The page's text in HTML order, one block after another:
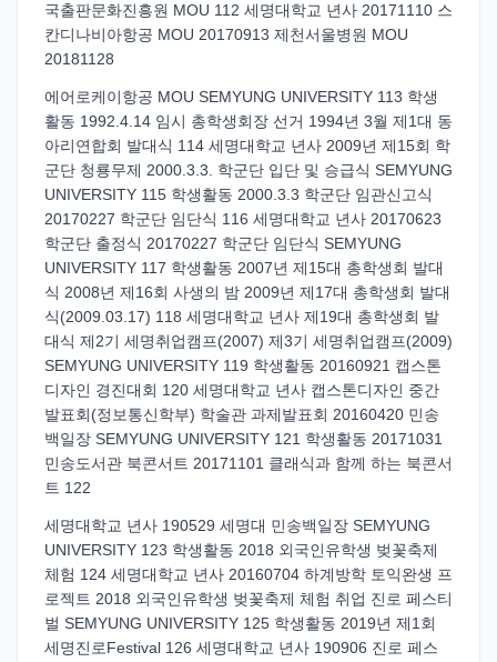
국출판문화진흥원 MOU 112 세명대학교 년사 20171110 스
칸디나비아항공 MOU 20170913 제천서울병원 MOU
20181128
에어로케이항공 MOU SEMYUNG UNIVERSITY 113 학생
활동 1992.4.14 임시 총학생회장 선거 1994년 3월 제1대 동
아리연합회 발대식 114 세명대학교 년사 2009년 제15회 학
군단 청룡무제 2000.3.3. 학군단 입단 및 승급식 SEMYUNG
UNIVERSITY 115 학생활동 2000.3.3 학군단 임관신고식
20170227 학군단 임단식 116 세명대학교 년사 20170623
학군단 출정식 20170227 학군단 임단식 SEMYUNG
UNIVERSITY 117 학생활동 2007년 제15대 총학생회 발대
식 2008년 제16회 사생의 밤 2009년 제17대 총학생회 발대
식(2009.03.17) 118 세명대학교 년사 제19대 총학생회 발
대식 제2기 세명취업캠프(2007) 제3기 세명취업캠프(2009)
SEMYUNG UNIVERSITY 119 학생활동 20160921 캡스톤
디자인 경진대회 120 세명대학교 년사 캡스톤디자인 중간
발표회(정보통신학부) 학술관 과제발표회 20160420 민송
백일장 SEMYUNG UNIVERSITY 121 학생활동 20171031
민송도서관 북콘서트 20171101 클래식과 함께 하는 북콘서
트 122
세명대학교 년사 190529 세명대 민송백일장 SEMYUNG
UNIVERSITY 123 학생활동 2018 외국인유학생 벚꽃축제
체험 124 세명대학교 년사 20160704 하계방학 토익완생 프
로젝트 2018 외국인유학생 벚꽃축제 체험 취업 진로 페스티
벌 SEMYUNG UNIVERSITY 125 학생활동 2019년 제1회
세명진로Festival 126 세명대학교 년사 190906 진로 페스